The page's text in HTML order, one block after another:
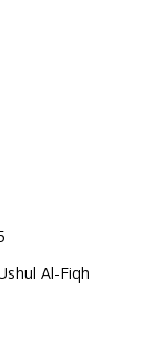
Al-Fiqh